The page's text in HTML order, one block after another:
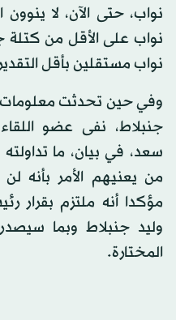
نواب مستقلين بأقل
وفي حين تحدثت
جنبلاط، نفى عضو
سعد، في بيان، ما
من يعنيهم الأمر بأنه
مؤكدا أنه ملتزم بقرار
وليد جنبلاط وبما
المختارة.